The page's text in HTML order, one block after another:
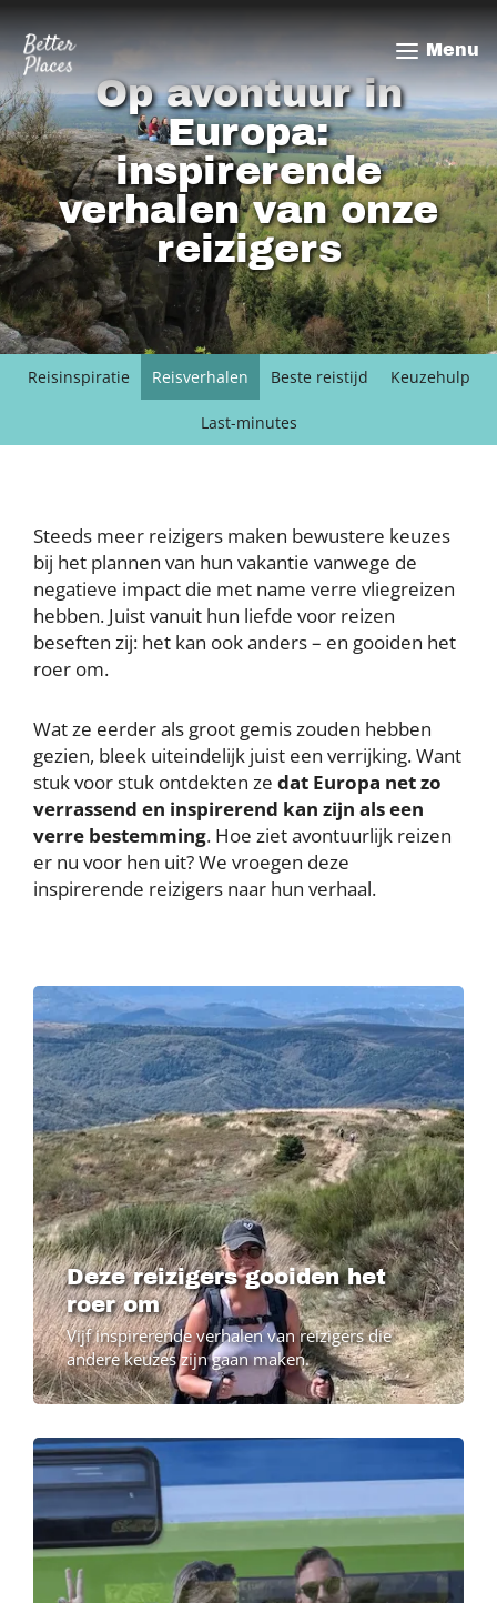
Overslaan
en
naar
de
inhoud
gaan
Op avontuur in
Europa:
inspirerende
verhalen van onze
reizigers
Menu
Reisinspiratie Reisverhalen Beste reistijd Keuzehulp
Last-minutes
Steeds meer reizigers maken bewustere keuzes
bij het plannen van hun vakantie vanwege de
negatieve impact die met name verre vliegreizen
hebben. Juist vanuit hun liefde voor reizen
beseften zij: het kan ook anders – en gooiden het
roer om.
Wat ze eerder als groot gemis zouden hebben
gezien, bleek uiteindelijk juist een verrijking. Want
stuk voor stuk ontdekten ze dat Europa net zo
verrassend en inspirerend kan zijn als een
verre bestemming. Hoe ziet avontuurlijk reizen
er nu voor hen uit? We vroegen deze
inspirerende reizigers naar hun verhaal.
Deze reizigers gooiden het
roer om
Vijf inspirerende verhalen van reizigers die
andere keuzes zijn gaan maken.